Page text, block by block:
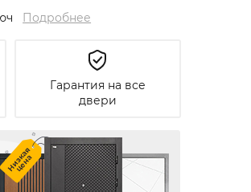
Подробнее
Гарантия на все
двери